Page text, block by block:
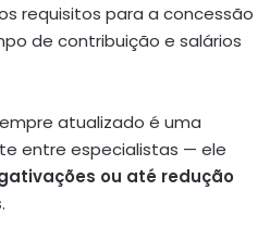
requisitos para a concessão
de contribuição e salários
atualizado é uma
entre especialistas — ele
ou até redução
.